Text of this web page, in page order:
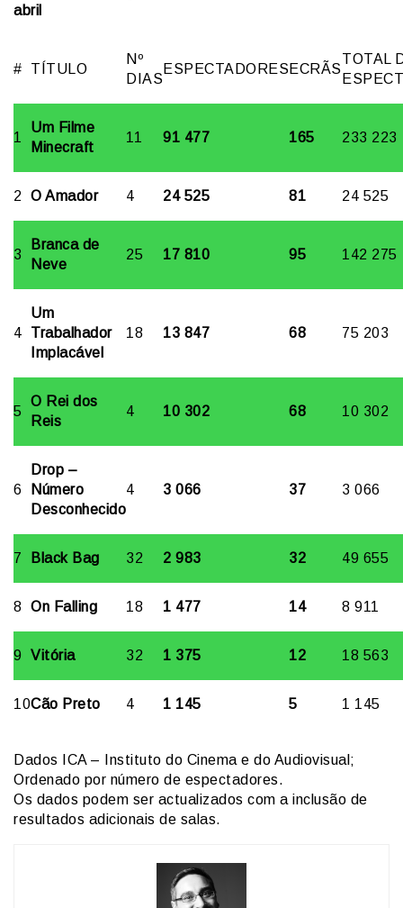
abril
# TÍTULO
Nº
DIAS
ESPECTADORESECRÃS
TOTAL
1
Um Filme
Minecraft
11 91 477 165 233 223
2 O Amador 4 24 525 81 24 525
3
Branca de
Neve
25 17 810 95 142 275
4
Um
Trabalhador
Implacável
18 13 847 68 75 203
5
O Rei dos
Reis
4 10 302 68 10 302
6
Drop –
Número
Desconhecido
4 3 066 37 3 066
7 Black Bag 32 2 983 32 49 655
8 On Falling 18 1 477 14 8 911
9 Vitória 32 1 375 12 18 563
10Cão Preto 4 1 145 5 1 145
Dados ICA – Instituto do Cinema e do Audiovisual;
Ordenado por número de espectadores.
Os dados podem ser actualizados com a inclusão de
resultados adicionais de salas.